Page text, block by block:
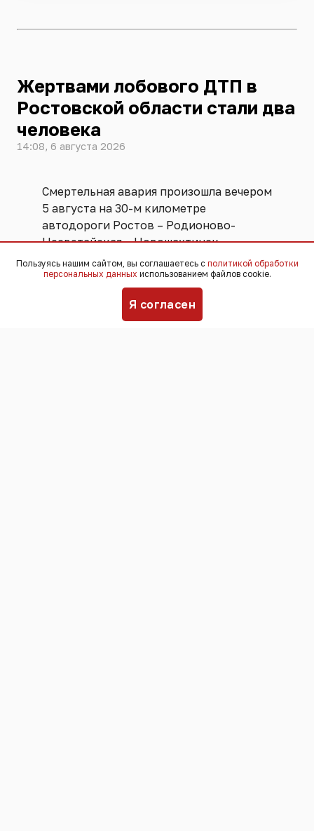
Жертвами лобового ДТП в
Ростовской области стали два
человека
14:08, 6 августа 2026
Смертельная авария произошла вечером
5 августа на 30-м километре
автодороги Ростов – Родионово-
Несветайская – Новошахтинск.
По данным отдела пропаганды
спровоцировал 47-летний водитель
Пользуясь нашим сайтом, вы соглашаетесь с политикой обработки
персональных данных использованием файлов cookie.
Я согласен